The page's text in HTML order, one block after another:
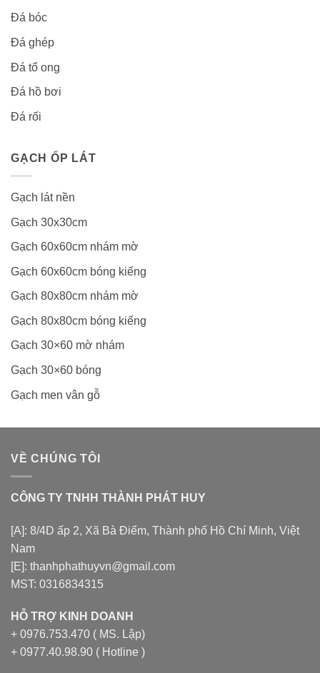
Đá bóc
Đá ghép
Đá tổ ong
Đá hồ bơi
Đá rối
GẠCH ỐP LÁT
Gạch lát nền
Gạch 30x30cm
Gạch 60x60cm nhám mờ
Gạch 60x60cm bóng kiếng
Gạch 80x80cm nhám mờ
Gạch 80x80cm bóng kiếng
Gạch 30×60 mờ nhám
Gạch 30×60 bóng
Gạch men vân gỗ
VỀ CHÚNG TÔI
CÔNG TY TNHH THÀNH PHÁT HUY
[A]: 8/4D ấp 2, Xã Bà Điểm, Thành phố Hồ Chí Minh, Việt
Nam
[E]: thanhphathuyvn@gmail.com
MST: 0316834315
HỖ TRỢ KINH DOANH
+ 0976.753.470 ( MS. Lập)
+ 0977.40.98.90 ( Hotline )